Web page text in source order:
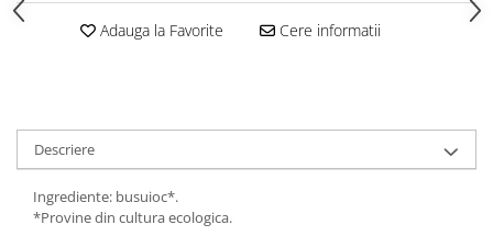
Adauga la Favorite Cere informatii
Descriere
Ingrediente: busuioc*.
*Provine din cultura ecologica.